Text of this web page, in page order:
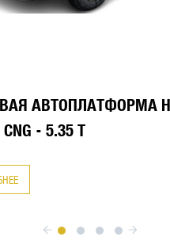
АВТОПЛАТФОРМА
- 5.35 Т